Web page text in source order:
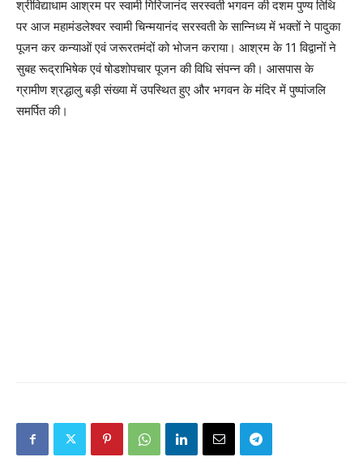
श्रीविद्याधाम आश्रम पर स्वामी गिरिजानंद सरस्वती भगवन की दशम पुण्य तिथि
पर आज महामंडलेश्वर स्वामी चिन्मयानंद सरस्वती के सान्निध्य में भक्तों ने पादुका
पूजन कर कन्याओं एवं जरूरतमंदों को भोजन कराया। आश्रम के 11 विद्वानों ने
सुबह रूद्राभिषेक एवं षोडशोपचार पूजन की विधि संपन्न की। आसपास के
ग्रामीण श्रद्धालु बड़ी संख्या में उपस्थित हुए और भगवन के मंदिर में पुष्पांजलि
समर्पित की।